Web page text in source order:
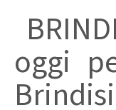
oggi